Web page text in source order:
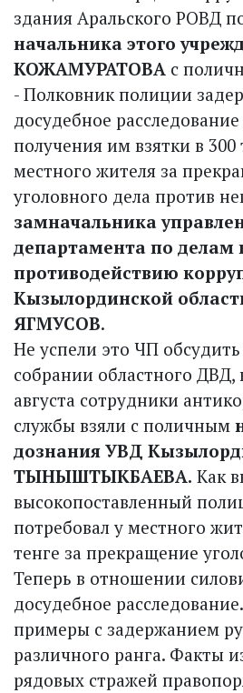
здания Аральского РОВД
начальника этого
КОЖАМУРАТОВА с
- Полковник полиции
досудебное
получения им взятки в 300
местного жителя за
уголовного дела против
замначальника
департамента по делам
противодействию
Кызылординской
ЯГМУСОВ.
Не успели это ЧП
собрании областного ДВД,
августа сотрудники
службы взяли с поличным
дознания УВД
ТЫНЫШТЫКБАЕВА. Как
высокопоставленный
потребовал у местного
тенге за прекращение
Теперь в отношении
досудебное
примеры с задержанием
различного ранга. Факты
рядовых стражей